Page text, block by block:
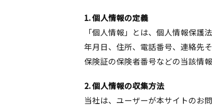
1. 個人情報の定義
「個人情報」とは、個人情報保
年月日、住所、電話番号、連絡先
保険証の保険者番号などの当該情
2. 個人情報の収集方法
当社は、ユーザーが本サイトのお